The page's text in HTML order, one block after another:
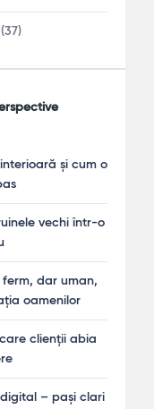
(37)
și cum o
vechi într-o
dar uman,
oamenilor
clienții abia
– pași clari